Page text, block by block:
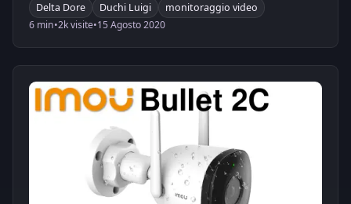
Delta Dore Duchi Luigi
monitoraggio video
6 min•2k visite•15 Agosto 2020